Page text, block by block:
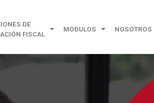
DE
FISCAL
MÓDULOS NOSOTROS